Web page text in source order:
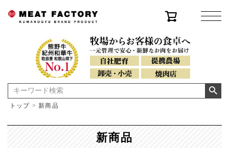
トップ 新商品
新商品